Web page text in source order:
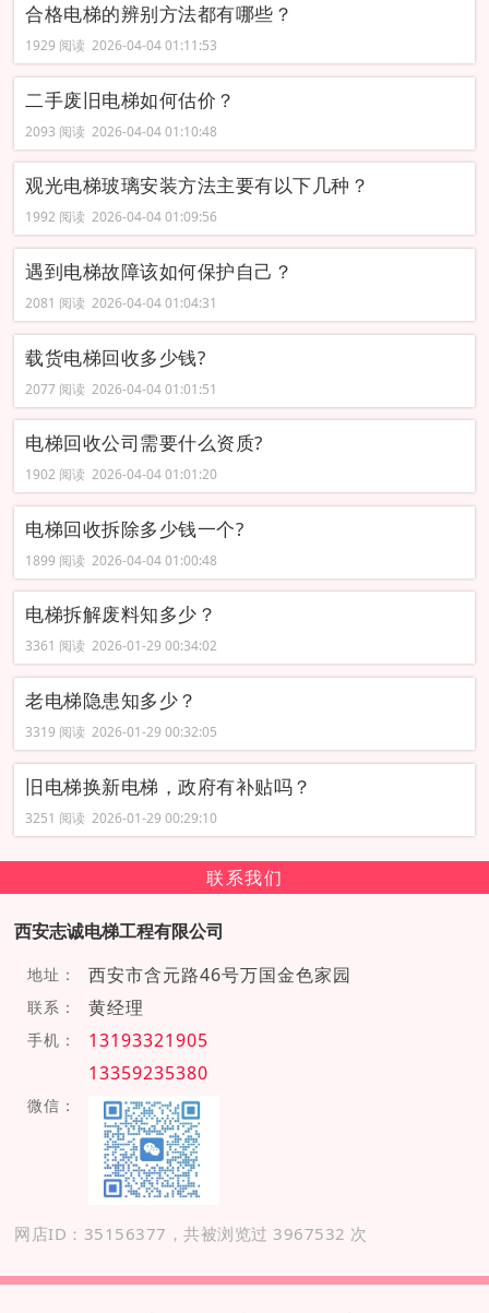
合格电梯的辨别方法都有哪些？
1929 阅读 2026-04-04 01:11:53
二手废旧电梯如何估价？
2093 阅读 2026-04-04 01:10:48
观光电梯玻璃安装方法主要有以下几种‌？
1992 阅读 2026-04-04 01:09:56
遇到电梯故障该如何保护自己？
2081 阅读 2026-04-04 01:04:31
载货电梯回收多少钱?
2077 阅读 2026-04-04 01:01:51
电梯回收公司需要什么资质?
1902 阅读 2026-04-04 01:01:20
电梯回收拆除多少钱一个?
1899 阅读 2026-04-04 01:00:48
电梯拆解废料知多少？
3361 阅读 2026-01-29 00:34:02
老电梯隐患知多少？
3319 阅读 2026-01-29 00:32:05
旧电梯换新电梯，政府有补贴吗？
3251 阅读 2026-01-29 00:29:10
联系我们
西安志诚电梯工程有限公司
地址： 西安市含元路46号万国金色家园
联系： 黄经理
手机：
13193321905
13359235380
微信：
网店ID：35156377，共被浏览过 3967532 次